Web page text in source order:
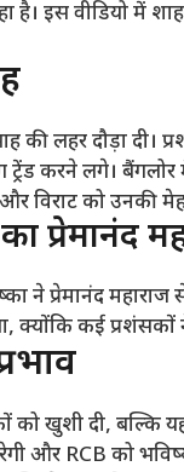
है। इस वीडियो में
की लहर दौड़ा
करने लगे।
विराट को उनकी
प्रेमानंद
ने प्रेमानंद महाराज
क्योंकि कई
को खुशी दी, बल्कि
और RCB को